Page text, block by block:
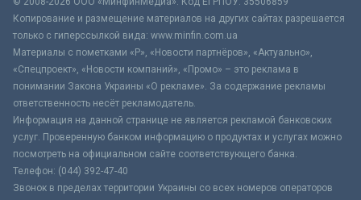
Копирование и размещение материалов на других сайтах разрешается
только с гиперссылкой вида: www.minfin.com.ua
Материалы с пометками «Р», «Новости партнёров», «Актуально»,
«Спецпроект», «Новости компаний», «Промо» – это реклама в
понимании Закона Украины «О рекламе». За содержание рекламы
ответственность несёт рекламодатель.
Информация на данной странице не является рекламой банковских
услуг. Проверенную банком информацию о продуктах и услугах можно
посмотреть на официальном сайте соответствующего банка.
Телефон: (044) 392-47-40
Звонок в пределах территории Украины со всех номеров операторов